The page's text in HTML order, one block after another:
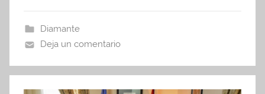
b
o
o
k
p
p
tir
Diamante
Deja un comentario